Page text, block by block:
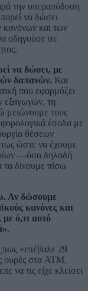
την υπεραπόδοση
να δώσει
κανόνων και των
οδηγούσε σε
να δώσει, με
δαπανών. Και
που εφαρμόζει
εξαγωγών, τη
μειώνουμε τους
έσοδα με
θέσεων
ώστε να έχουμε
—όσα δηλαδή
δίνουμε πίσω
Αν δώσουμε
κανόνες και
ό,τι αυτό
.
πως «επέβαλε 29
ουρές στα ATM,
να τις είχε κλείσει